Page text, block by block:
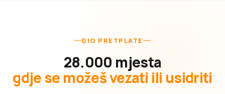
DIO PRETPLATE
28.000 mjesta
gdje se možeš vezati ili usidriti